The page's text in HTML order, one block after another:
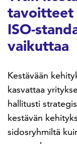
tavoitteet
ISO-
vaikuttaa
Kestävään
kasvattaa
hallitusti
kestävän
sidosryhmiltä